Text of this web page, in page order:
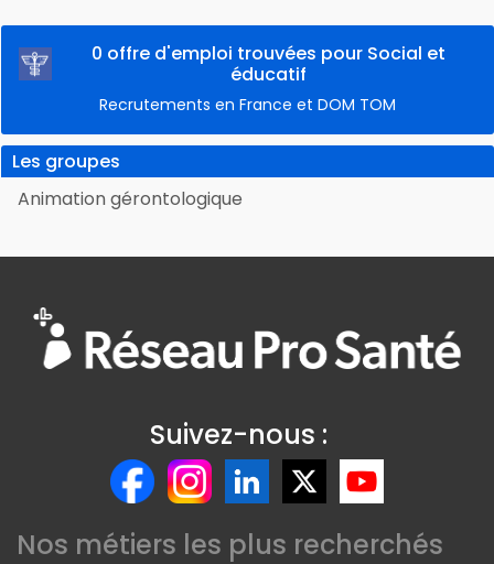
0 offre d'emploi trouvées pour Social et
éducatif
Recrutements en France et DOM TOM
Les groupes
Animation gérontologique
Suivez-nous :
Nos métiers les plus recherchés